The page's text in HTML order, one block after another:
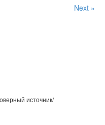
Next »
источник/